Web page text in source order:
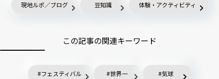
現地ルポ／ブログ 豆知識 体験・アクティビティ
この記事の関連キーワード
フェスティバル 世界一 気球